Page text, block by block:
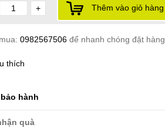
+ Thêm vào giỏ hàng
0982567506 để nhanh chóng đặt hàng
thích
hành
quà